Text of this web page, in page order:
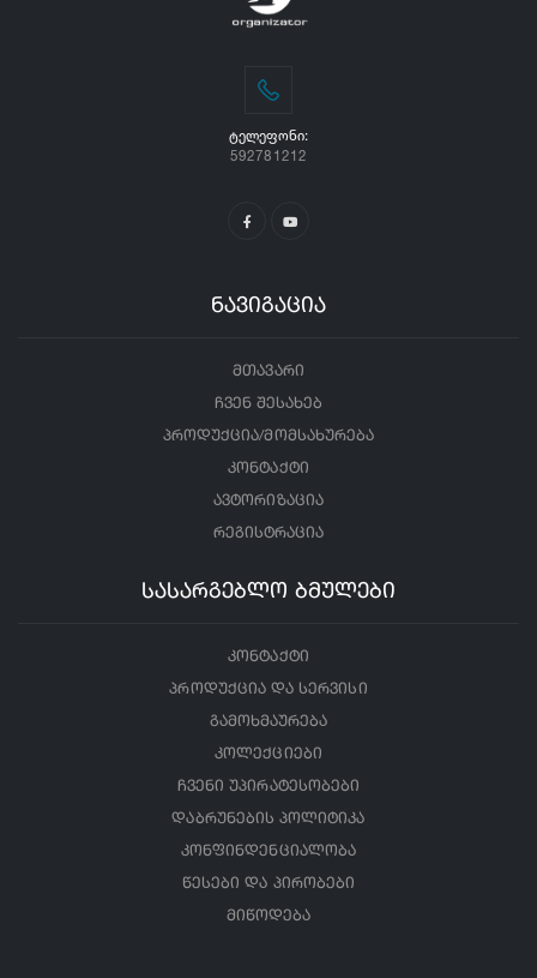
ᲢᲔᲚᲔᲤᲝᲜᲘ:
592781212
ნავიგაცია
მთავარი
ჩვენ შესახებ
პროდუქცია/მომსახურება
კონტაქტი
ავტორიზაცია
რეგისტრაცია
სასარგებლო ბმულები
კონტაქტი
პროდუქცია და სერვისი
გამოხმაურება
კოლექციები
ჩვენი უპირატესობები
დაბრუნების პოლიტიკა
კონფინდენციალობა
წესები და პირობები
მიწოდება